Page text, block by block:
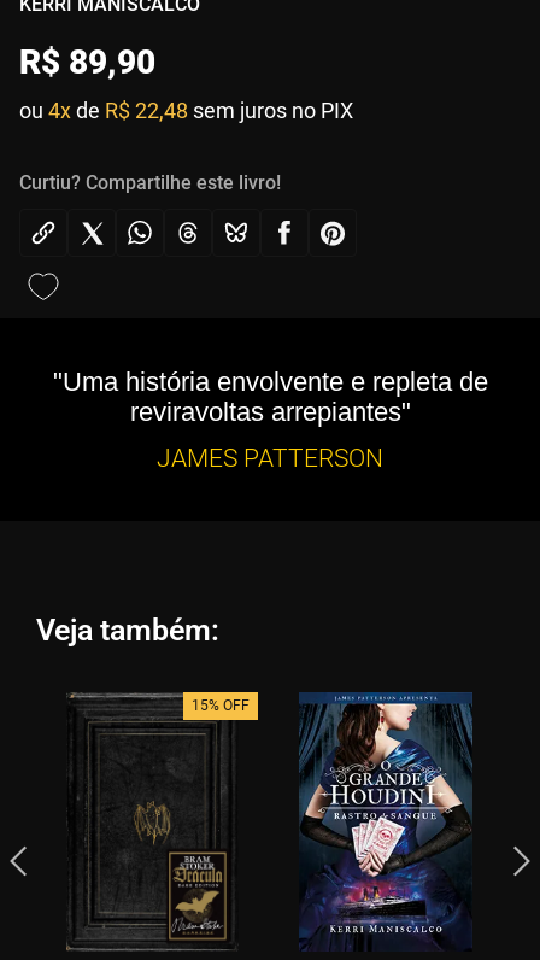
R$ 89,90
ou 4xde R$ 22,48 sem juros no PIX
Curtiu? Compartilhe este livro!
"Uma história envolvente e repleta de
reviravoltas arrepiantes"
JAMES PATTERSON
Veja também:
15% OFF